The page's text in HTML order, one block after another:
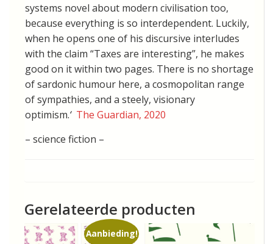
systems novel about modern civilisation too,
because everything is so interdependent. Luckily,
when he opens one of his discursive interludes
with the claim “Taxes are interesting”, he makes
good on it within two pages. There is no shortage
of sardonic humour here, a cosmopolitan range
of sympathies, and a steely, visionary
optimism.‘ The Guardian, 2020
– science fiction –
Gerelateerde producten
Aanbieding!